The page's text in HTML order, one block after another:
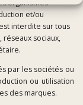
organismes
et/ou
interdite sur tous
sociaux,
par les sociétés ou
ou utilisation
des marques.